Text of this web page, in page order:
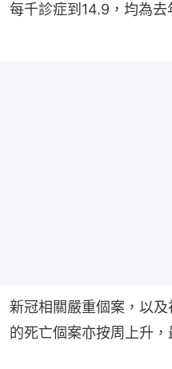
每千診症到14.9，均為去
新冠相關嚴重個案，以
的死亡個案亦按周上升